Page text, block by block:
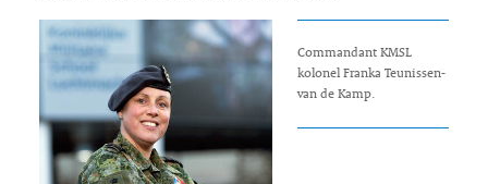
Commandant KMSL
kolonel Franka Teunissen-
van de Kamp.